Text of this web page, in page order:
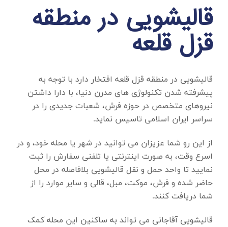
قالیشویی در منطقه
قزل قلعه
قالیشویی در منطقه قزل قلعه افتخار دارد با توجه به
پیشرفته شدن تکنولوژی های مدرن دنیا، با دارا داشتن
نیروهای متخصص در حوزه فرش، شعبات جدیدی را در
سراسر ایران اسلامی تاسیس نماید.
از این رو شما عزیزان می توانید در شهر یا محله خود، و در
اسرع وقت، به صورت اینترنتی یا تلفنی سفارش را ثبت
نمایید تا واحد حمل و نقل قالیشویی بلافاصله در محل
حاضر شده و فرش، موکت، مبل، قالی و سایر موارد را از
شما دریافت کنند.
قالیشویی آقاجانی می تواند به ساکنین این محله کمک